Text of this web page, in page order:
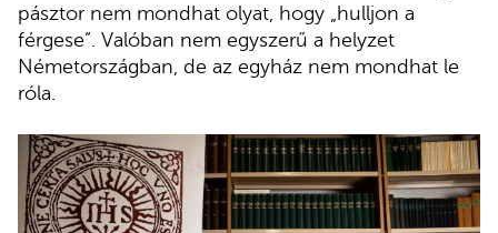
pásztor nem mondhat olyat, hogy „hulljon a
férgese”. Valóban nem egyszerű a helyzet
Németországban, de az egyház nem mondhat le
róla.